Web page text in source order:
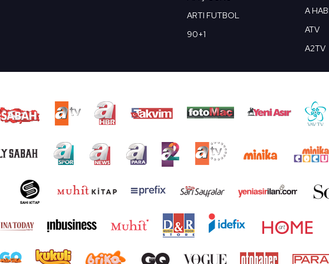
ARTI FUTBOL
90+1
A
ATV
A2TV